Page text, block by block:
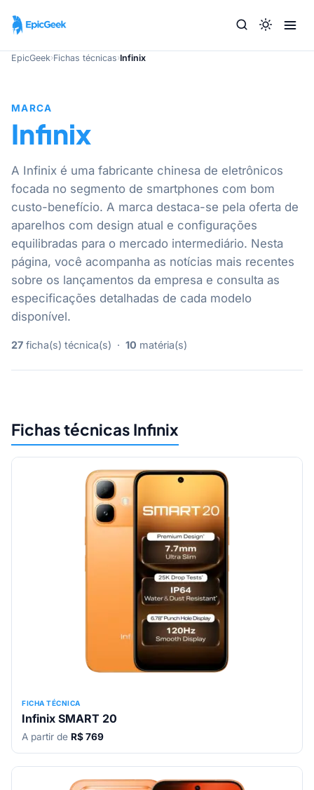
EpicGeek›Fichas técnicas›Infinix
MARCA
Infinix
A Infinix é uma fabricante chinesa de eletrônicos
focada no segmento de smartphones com bom
custo-benefício. A marca destaca-se pela oferta de
aparelhos com design atual e configurações
equilibradas para o mercado intermediário. Nesta
página, você acompanha as notícias mais recentes
sobre os lançamentos da empresa e consulta as
especificações detalhadas de cada modelo
disponível.
27 ficha(s) técnica(s) · 10 matéria(s)
Fichas técnicas Infinix
FICHA TÉCNICA
Infinix SMART 20
A partir de R$ 769